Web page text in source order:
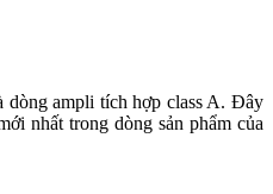
dòng ampli tích hợp class A. Đây
nhất trong dòng sản phẩm của